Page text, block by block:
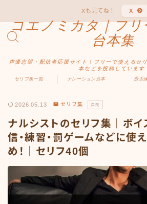
Xも見てね！ X
コエノミカタ｜フ
台本集
声優志望・配信者応援サイト！フリーで使えるセ
本などを投稿しています
MENU
男性向け
女性向け
ファンタジー
セリフ集一覧 ナレーション台本 滑舌
2026.05.13 セリフ集 PR
ナルシストのセリフ集｜ボイ
信・練習・罰ゲームなどに使
め！｜セリフ40個